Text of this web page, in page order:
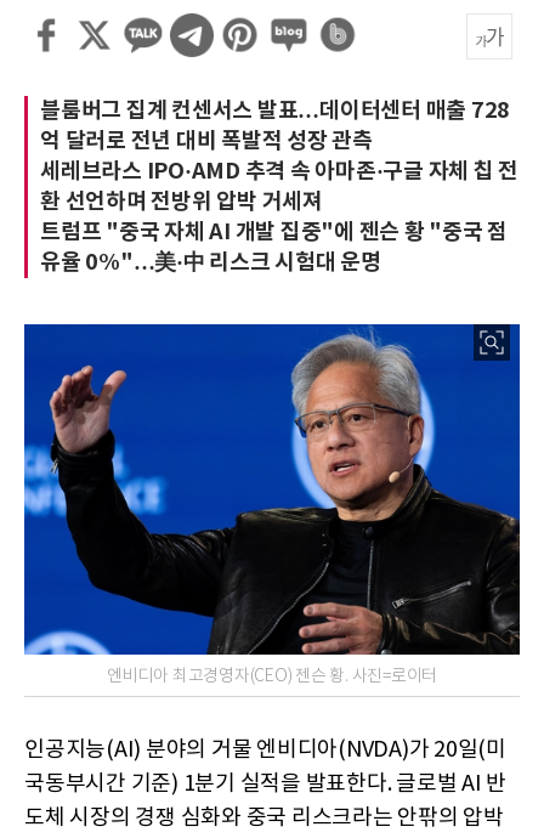
블룸버그 집계 컨센서스 발표…데이터센터 매출 728
억 달러로 전년 대비 폭발적 성장 관측
세레브라스 IPO·AMD 추격 속 아마존·구글 자체 칩 전
환 선언하며 전방위 압박 거세져
트럼프 "중국 자체 AI 개발 집중"에 젠슨 황 "중국 점
유율 0%"…美·中 리스크 시험대 운명
엔비디아 최고경영자(CEO) 젠슨 황. 사진=로이터
인공지능(AI) 분야의 거물 엔비디아(NVDA)가 20일(미
국동부시간 기준) 1분기 실적을 발표한다. 글로벌 AI 반
도체 시장의 경쟁 심화와 중국 리스크라는 안팎의 압박